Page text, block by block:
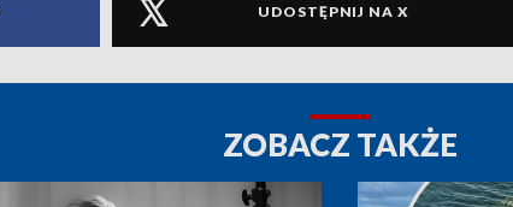
UDOSTĘPNIJ NA X
ZOBACZ TAKŻE